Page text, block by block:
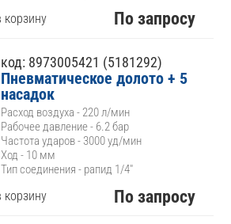
По запросу
код: 8973005421 (5181292)
Пневматическое долото + 5
насадок
Расход воздуха - 220 л/мин
Рабочее давление - 6.2 бар
Частота ударов - 3000 уд/мин
Ход - 10 мм
Тип соединения - рапид 1/4"
По запросу